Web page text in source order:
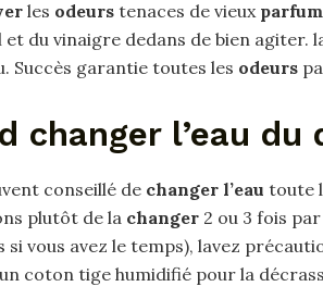
les odeurs tenaces de vieux
et du vinaigre dedans de bien agiter.
Succès garantie toutes les odeurs
changer l’eau
conseillé de changer l’eau toute
plutôt de la changer 2 ou 3 fois
si vous avez le temps), lavez
coton tige humidifié pour la